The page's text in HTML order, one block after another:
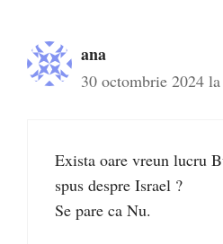
ana
30 octombrie 2024
Exista oare vreun lucru
spus despre Israel ?
Se pare ca Nu.